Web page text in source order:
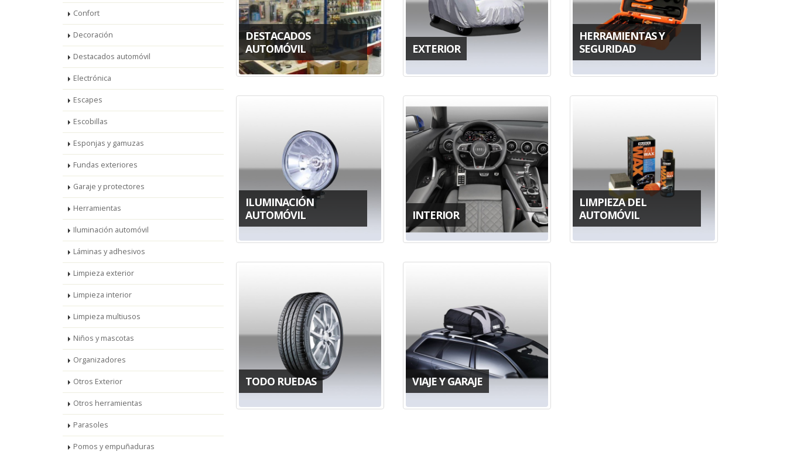
Confort
Decoración
Destacados automóvil
Electrónica
Escapes
Escobillas
Esponjas y gamuzas
Fundas exteriores
Garaje y protectores
Herramientas
Iluminación automóvil
Láminas y adhesivos
Limpieza exterior
Limpieza interior
Limpieza multiusos
Niños y mascotas
Organizadores
Otros Exterior
Otros herramientas
Parasoles
Pomos y empuñaduras
DESTACADOS
AUTOMÓVIL
EXTERIOR
HERRAMIENTAS Y
SEGURIDAD
ILUMINACIÓN
AUTOMÓVIL
INTERIOR
LIMPIEZA DEL
AUTOMÓVIL
TODO RUEDAS VIAJE Y GARAJE